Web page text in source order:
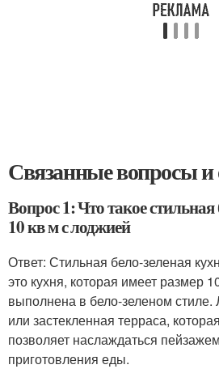
Связанные вопросы
Вопрос 1: Что такое стильная
10 кв м с лоджией
Ответ: Стильная бело-зеленая
это кухня, которая имеет размер
выполнена в бело-зеленом стиле.
или застекленная терраса,
позволяет наслаждаться
приготовления еды.